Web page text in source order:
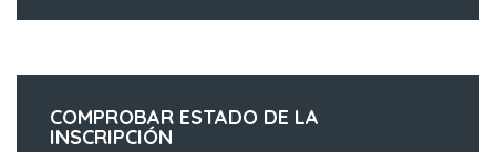
COMPROBAR ESTADO DE LA
INSCRIPCIÓN